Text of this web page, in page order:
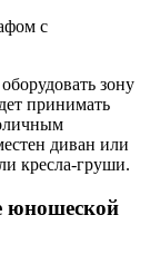
с
зону
принимать
диван или
кресла-груши.
юношеской